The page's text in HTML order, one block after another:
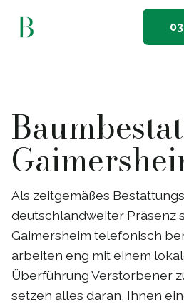
Als zeitgemäßes
deutschlandweiter Präsenz
Gaimersheim telefonisch
arbeiten eng mit einem
Überführung Verstorbener
setzen alles daran, Ihnen